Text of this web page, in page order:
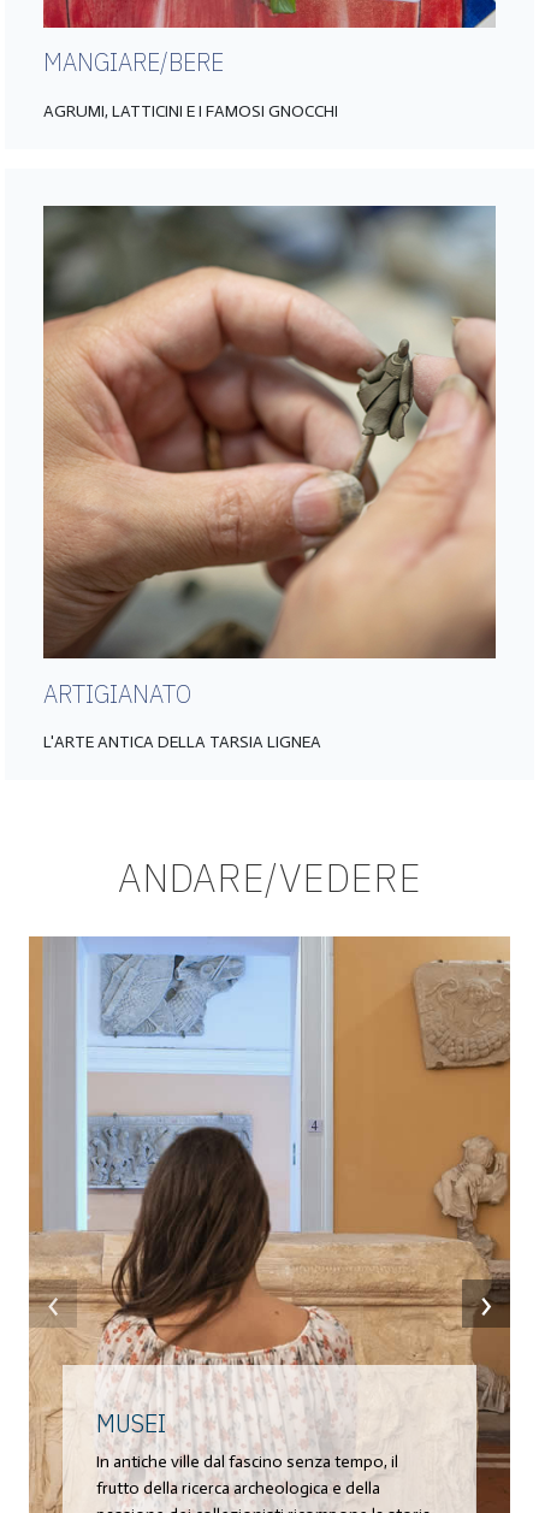
MANGIARE/BERE
AGRUMI, LATTICINI E I FAMOSI GNOCCHI
ARTIGIANATO
L'ARTE ANTICA DELLA TARSIA LIGNEA
ANDARE/VEDERE
MUSEI
In antiche ville dal fascino senza tempo, il
frutto della ricerca archeologica e della
‹ ›